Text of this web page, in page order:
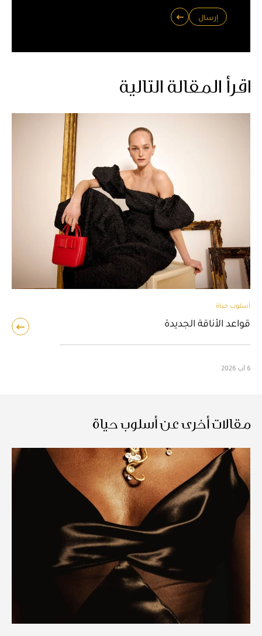
إرسال
اقرأ المقالة التالية
أسلوب حياة
قواعد الأناقة الجديدة
6 آب 2026
مقالات أخرى عن أسلوب حياة